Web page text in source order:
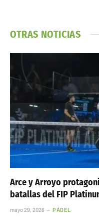
OTRAS NOTICIAS
Arce y Arroyo
batallas del FIP
mayo 29, 2026 PÁDEL